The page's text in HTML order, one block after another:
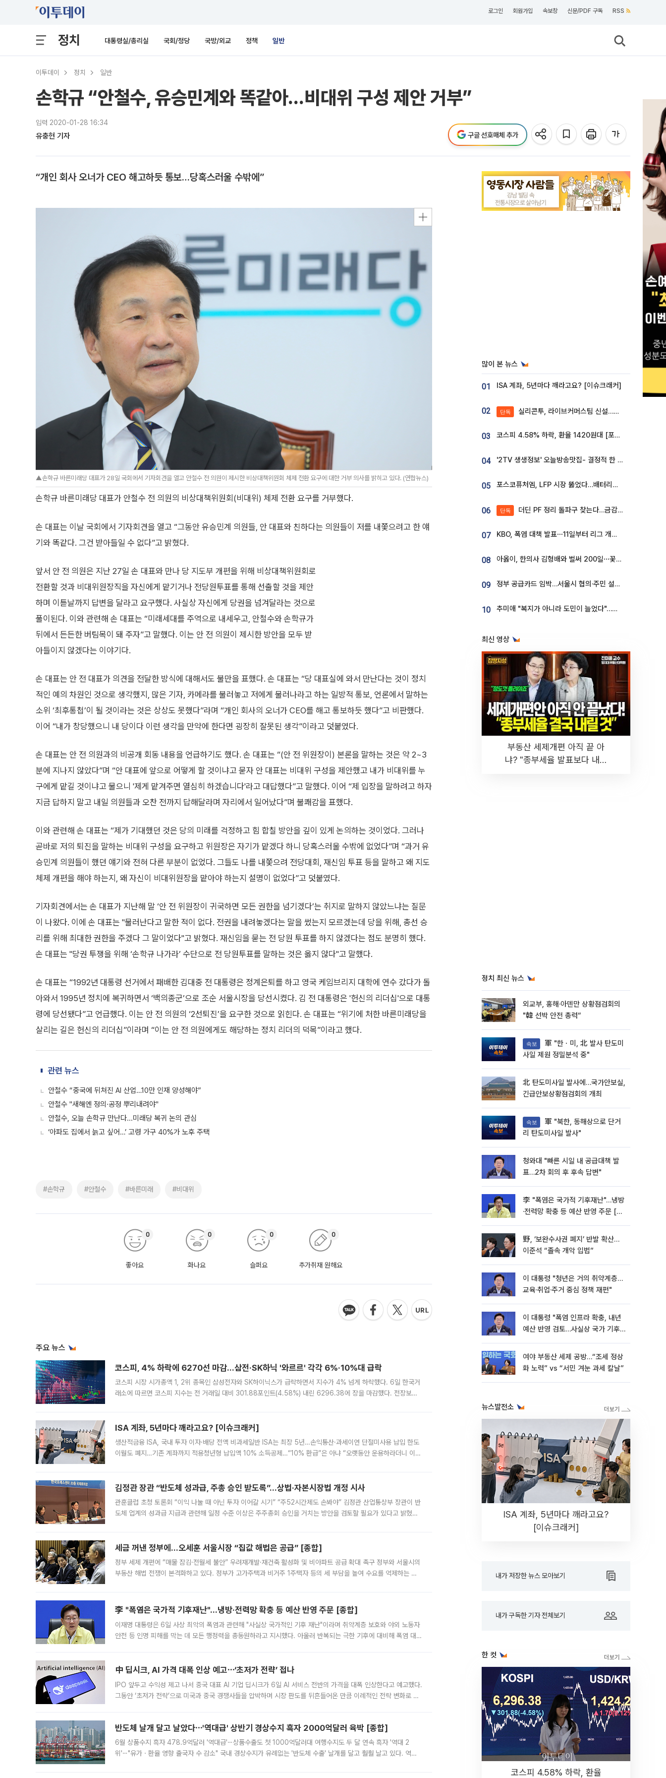
로그인 회원가입 속보창 신문/PDF 구독 RSS
정치 대통령실/총리실 국회/정당 국방/외교 정책 일반
이투데이 정치 일반
손학규 “안철수, 유승민계와 똑같아…비대위 구성 제안 거부”
입력 2020-01-28 16:34
유충현 기자 구글 선호매체 추가
“개인 회사 오너가 CEO 해고하듯 통보…당혹스러울 수밖에”
▲손학규 바른미래당 대표가 28일 국회에서 기자회견을 열고 안철수 전 의원이 제시한 비상대책위원회 체제 전환 요구에 대한 거부 의사를 밝히고 있다. (연합뉴스)
손학규 바른미래당 대표가 안철수 전 의원의 비상대책위원회(비대위) 체제 전환 요구를 거부했다.
손 대표는 이날 국회에서 기자회견을 열고 “그동안 유승민계 의원들, 안 대표와 친하다는 의원들이 저를 내쫓으려고 한 얘
기와 똑같다. 그건 받아들일 수 없다”고 밝혔다.
앞서 안 전 의원은 지난 27일 손 대표와 만나 당 지도부 개편을 위해 비상대책위원회로
전환할 것과 비대위원장직을 자신에게 맡기거나 전당원투표를 통해 선출할 것을 제안
하며 이튿날까지 답변을 달라고 요구했다. 사실상 자신에게 당권을 넘겨달라는 것으로
풀이된다. 이와 관련해 손 대표는 “미래세대를 주역으로 내세우고, 안철수와 손학규가
뒤에서 든든한 버팀목이 돼 주자”고 말했다. 이는 안 전 의원이 제시한 방안을 모두 받
아들이지 않겠다는 이야기다.
손 대표는 안 전 대표가 의견을 전달한 방식에 대해서도 불만을 표했다. 손 대표는 “당 대표실에 와서 만난다는 것이 정치
적인 예의 차원인 것으로 생각했지, 많은 기자, 카메라를 불러놓고 저에게 물러나라고 하는 일방적 통보, 언론에서 말하는
소위 ‘최후통첩’이 될 것이라는 것은 상상도 못했다”라며 “개인 회사의 오너가 CEO를 해고 통보하듯 했다”고 비판했다.
이어 “내가 창당했으니 내 당이다 이런 생각을 만약에 한다면 굉장히 잘못된 생각”이라고 덧붙였다.
손 대표는 안 전 의원과의 비공개 회동 내용을 언급하기도 했다. 손 대표는 “(안 전 위원장이) 본론을 말하는 것은 약 2~3
분에 지나지 않았다”며 “안 대표에 앞으로 어떻게 할 것이냐고 묻자 안 대표는 비대위 구성을 제안했고 내가 비대위를 누
구에게 맡길 것이냐고 물으니 '제게 맡겨주면 열심히 하겠습니다'라고 대답했다”고 말했다. 이어 “제 입장을 말하려고 하자
지금 답하지 말고 내일 의원들과 오찬 전까지 답해달라며 자리에서 일어났다”며 불쾌감을 표했다.
이와 관련해 손 대표는 “제가 기대했던 것은 당의 미래를 걱정하고 힘 합칠 방안을 깊이 있게 논의하는 것이었다. 그러나
곧바로 저의 퇴진을 말하는 비대위 구성을 요구하고 위원장은 자기가 맡겠다 하니 당혹스러울 수밖에 없었다”며 “과거 유
승민계 의원들이 했던 얘기와 전혀 다른 부분이 없었다. 그들도 나를 내쫓으려 전당대회, 재신임 투표 등을 말하고 왜 지도
체제 개편을 해야 하는지, 왜 자신이 비대위원장을 맡아야 하는지 설명이 없었다”고 덧붙였다.
기자회견에서는 손 대표가 지난해 말 ‘안 전 위원장이 귀국하면 모든 권한을 넘기겠다’는 취지로 말하지 않았느냐는 질문
이 나왔다. 이에 손 대표는 "물러난다고 말한 적이 없다. 전권을 내려놓겠다는 말을 썼는지 모르겠는데 당을 위해, 총선 승
리를 위해 최대한 권한을 주겠다 그 말이었다"고 밝혔다. 재신임을 묻는 전 당원 투표를 하지 않겠다는 점도 분명히 했다.
손 대표는 "당권 투쟁을 위해 ‘손학규 나가라’ 수단으로 전 당원투표를 말하는 것은 옳지 않다"고 말했다.
손 대표는 “1992년 대통령 선거에서 패배한 김대중 전 대통령은 정계은퇴를 하고 영국 케임브리지 대학에 연수 갔다가 돌
아와서 1995년 정치에 복귀하면서 ‘백의종군’으로 조순 서울시장을 당선시켰다. 김 전 대통령은 '헌신의 리더십'으로 대통
령에 당선됐다”고 언급했다. 이는 안 전 의원의 ‘2선퇴진’을 요구한 것으로 읽힌다. 손 대표는 “위기에 처한 바른미래당을
살리는 길은 헌신의 리더십”이라며 “이는 안 전 의원에게도 해당하는 정치 리더의 덕목”이라고 했다.
관련 뉴스
안철수 “중국에 뒤쳐진 AI 산업…10만 인재 양성해야”
안철수 "새해엔 정의·공정 뿌리내려야"
안철수, 오늘 손학규 만난다...미래당 복귀 논의 관심
‘아파도 집에서 늙고 싶어…’ 고령 가구 40%가 노후 주택
#손학규 #안철수 #바른미래 #비대위
좋아요
0
화나요
0
슬퍼요
0
추가취재 원해요
0
주요 뉴스
코스피, 4% 하락에 6270선 마감…삼전·SK하닉 '와르르' 각각 6%·10%대 급락
코스피 시장 시가총액 1, 2위 종목인 삼성전자와 SK하이닉스가 급락하면서 지수가 4% 넘게 하락했다. 6일 한국거
래소에 따르면 코스피 지수는 전 거래일 대비 301.88포인트(4.58%) 내린 6296.38에 장을 마감했다. 전장보다
ISA 계좌, 5년마다 깨라고요? [이슈크래커]
생산적금융 ISA, 국내 투자 이자·배당 전액 비과세일반 ISA는 최장 5년…손익통산·과세이연 단절미사용 납입 한도
이월도 폐지…기존 계좌까지 적용청년형 납입액 10% 소득공제…“10% 환급”은 아냐 “오랫동안 운용하라더니 이제
김정관 장관 “반도체 성과급, 주총 승인 받도록”…상법·자본시장법 개정 시사
관훈클럽 초청 토론회 “이익 나눌 때 아닌 투자 이어갈 시기” “주52시간제도 손봐야” 김정관 산업통상부 장관이 반
도체 업계의 성과급 지급과 관련해 일정 수준 이상은 주주총회 승인을 거치는 방안을 검토할 필요가 있다고 밝혔다.
세금 꺼낸 정부에…오세훈 서울시장 “집값 해법은 공급” [종합]
정부 세제 개편에 “매물 잠김·전월세 불안” 우려재개발·재건축 활성화 및 비아파트 공급 확대 촉구 정부와 서울시의
부동산 해법 전쟁이 본격화하고 있다. 정부가 고가주택과 비거주 1주택자 등의 세 부담을 높여 수요를 억제하는 카
李 "폭염은 국가적 기후재난"…냉방·전력망 확충 등 예산 반영 주문 [종합]
이재명 대통령은 6일 사상 최악의 폭염과 관련해 "사실상 국가적인 기후 재난"이라며 취약계층 보호와 야외 노동자
안전 등 인명 피해를 막는 데 모든 행정력을 총동원하라고 지시했다. 아울러 반복되는 극한 기후에 대비해 폭염 대응
中 딥시크, AI 가격 대폭 인상 예고⋯‘초저가 전략’ 접나
IPO 앞두고 수익성 제고 나서 중국 대표 AI 기업 딥시크가 6일 AI 서비스 전반의 가격을 대폭 인상한다고 예고했다.
그동안 ‘초저가 전략’으로 미국과 중국 경쟁사들을 압박하며 시장 판도를 뒤흔들어온 만큼 이례적인 전략 변화로 평
반도체 날개 달고 날았다⋯'역대급' 상반기 경상수지 흑자 2000억달러 육박 [종합]
6월 상품수지 흑자 478.9억달러 '역대급'⋯상품수출도 첫 1000억달러대 여행수지도 두 달 연속 흑자 '역대 2
위'⋯"유가ㆍ환율 영향 출국자 수 감소" 국내 경상수지가 유례없는 '반도체 수출' 날개를 달고 훨훨 날고 있다. 역대
많이 본 뉴스
01 ISA 계좌, 5년마다 깨라고요? [이슈크래커]
02 단독 실리콘투, 라이브커머스팀 신설…K뷰티 ‘글로벌 판매망’ 확대[K뷰티 라방戰]
03 코스피 4.58% 하락, 환율 1420원대 [포토]
04 '2TV 생생정보' 오늘방송맛집- 결정적 한 수, 3종 메밀면! 메밀 소바 맛집 '의○○○○'
05 포스코퓨처엠, LFP 시장 뚫었다…배터리사와 대규모 장기 공급 합의
06 단독 더딘 PF 정리 돌파구 찾는다…금감원, 1년 반 만에 매각설명회 재개
07 KBO, 폭염 대책 발표⋯11일부터 리그 개시ㆍ경기 오후 7시 시작
08 아옳이, 한의사 김형배와 벌써 200일⋯꽃다발 들고 "프러포즈 아냐"
09 정부 공급카드 임박…서울시 협의·주민 설득이 성패 가른다 [부동산 해법 전쟁]
10 추미애 "복지가 아니라 도민이 늘었다"…재정난 책임론 정면돌파
최신 영상
부동산 세제개편 아직 끝 아
냐? "종부세율 발표보다 내릴
정치 최신 뉴스
외교부, 홍해·아덴만 상황점검회의
"韓 선박 안전 총력“
속보
사일 제원 정밀분석 중"
北 탄도미사일 발사에…국가안보실,
긴급안보상황점검회의 개최
속보
리 탄도미사일 발사"
청와대 "빠른 시일 내 공급대책 발
표…2차 회의 후 후속 답변"
李 "폭염은 국가적 기후재난"…냉방
·전력망 확충 등 예산 반영 주문 [종
野, ‘보완수사권 폐지’ 반발 확산…
이준석 “졸속 개악 입법”
이 대통령 "청년은 거의 취약계층…
교육·취업·주거 중심 정책 재편"
이 대통령 "폭염 인프라 확충, 내년
예산 반영 검토…사실상 국가 기후
여야 부동산 세제 공방…“조세 정상
화 노력” vs “서민 겨눈 과세 칼날”
뉴스발전소
ISA 계좌, 5년마다 깨라고요?
[이슈크래커]
내가 저장한 뉴스 모아보기
내가 구독한 기자 전체보기
한 컷
코스피 4.58% 하락, 환율